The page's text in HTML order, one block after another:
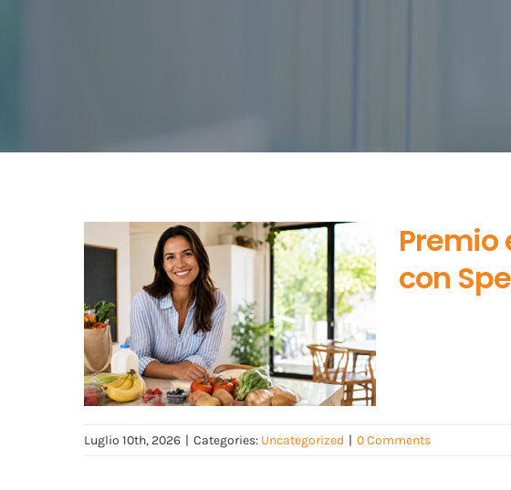
con
Luglio 10th, 2026 | Categories: Uncategorized | 0 Comments